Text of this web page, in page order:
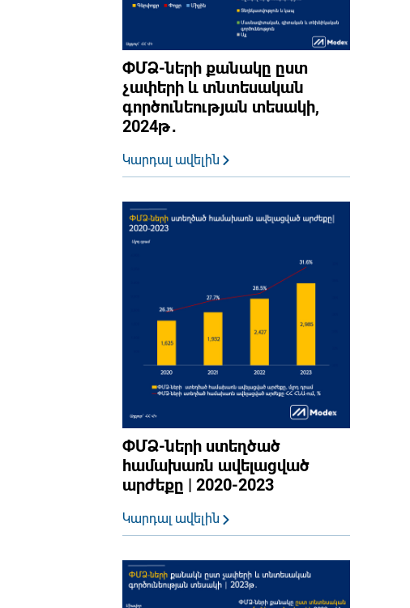
ՓՄՁ-ների քանակը ըստ
չափերի և տնտեսական
գործունեության տեսակի,
2024թ․
Կարդալ ավելին
ՓՄՁ-ների ստեղծած
համախառն ավելացված
արժեքը | 2020-2023
Կարդալ ավելին